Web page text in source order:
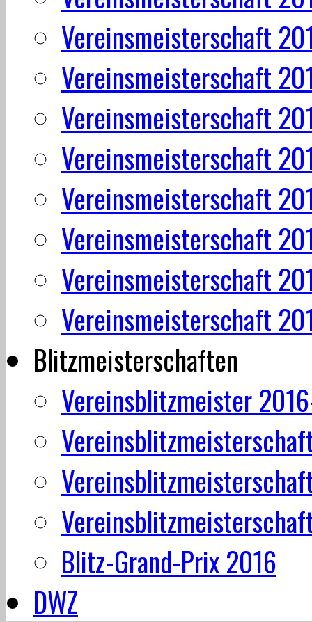
Vereinsmeisterschaft
Vereinsmeisterschaft
Vereinsmeisterschaft
Vereinsmeisterschaft
Vereinsmeisterschaft
Vereinsmeisterschaft
Vereinsmeisterschaft
Vereinsmeisterschaft
Blitzmeisterschaften
Vereinsblitzmeister
Blitz-Grand-Prix 2016
DWZ